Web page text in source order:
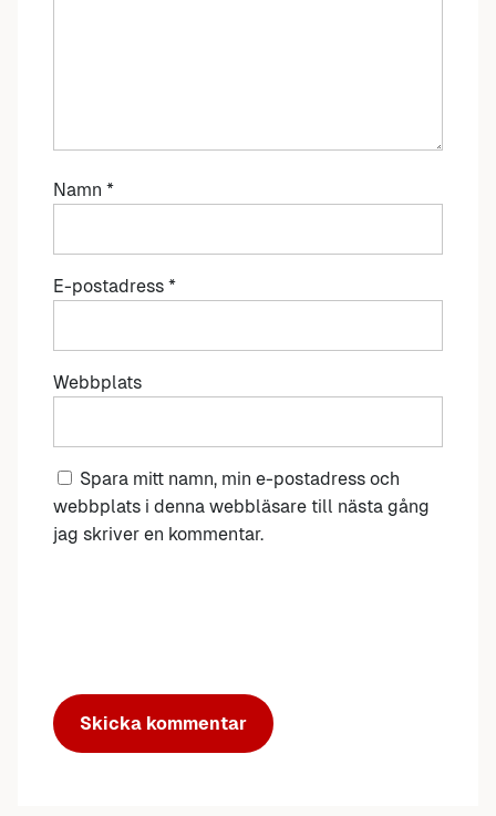
Namn *
E-postadress *
Webbplats
Spara mitt namn, min e-postadress och
webbplats i denna webbläsare till nästa gång
jag skriver en kommentar.